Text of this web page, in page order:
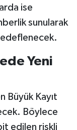
ise
sunularak
Yeni
Büyük Kayıt
Böylece
edilen riskli